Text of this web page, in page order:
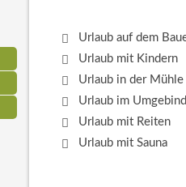
Urlaub auf dem
Urlaub mit Kindern
Urlaub in der Mühle
Urlaub im
Urlaub mit Reiten
Urlaub mit Sauna